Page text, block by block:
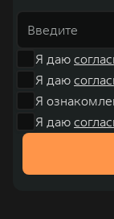
Я даю
Я даю
Я
Я даю